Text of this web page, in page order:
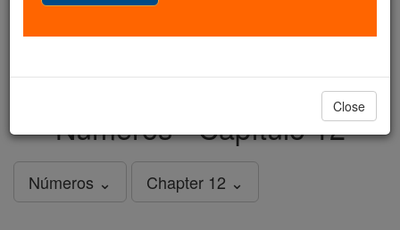
But fewer than 2% of readers donate. If everyone gave
just$5, the cost of a coffee, we could rebuild stronger
in faith. Thank you.DONATE TODAY >
Números - Capítulo 12
Números ⌄ Chapter 12 ⌄
Close